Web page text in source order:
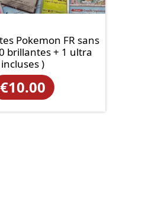
Pokemon FR sans
brillantes + 1 ultra
incluses )
€10.00